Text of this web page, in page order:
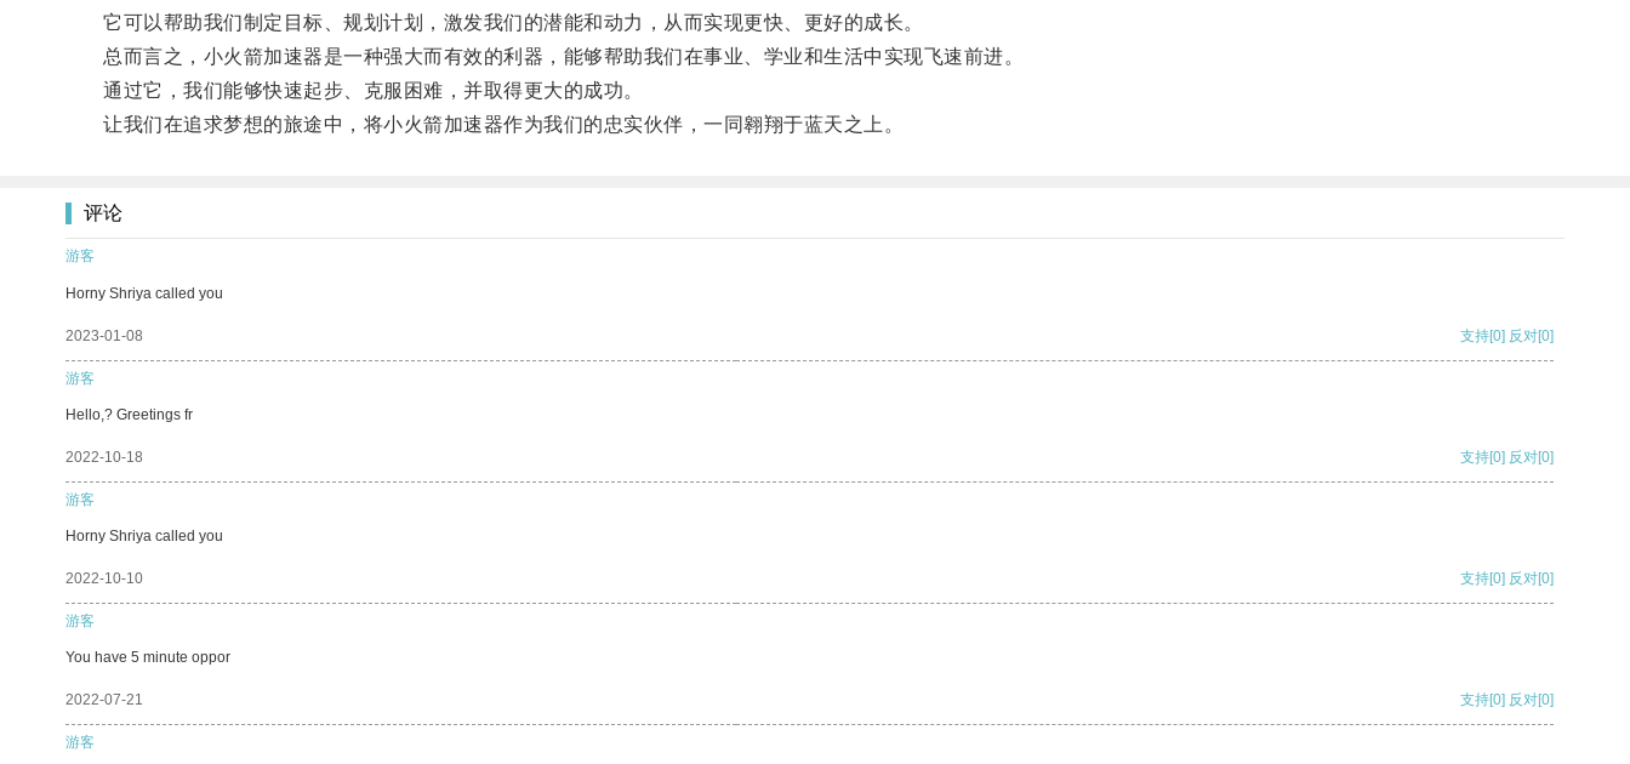
它可以帮助我们制定目标、规划计划，激发我们的潜能和动力，从而实现更快、更好的成长。
总而言之，小火箭加速器是一种强大而有效的利器，能够帮助我们在事业、学业和生活中实现飞速前进。
通过它，我们能够快速起步、克服困难，并取得更大的成功。
让我们在追求梦想的旅途中，将小火箭加速器作为我们的忠实伙伴，一同翱翔于蓝天之上。
评论
游客
Horny Shriya called you
2023-01-08 支持[0] 反对[0]
游客
Hello,? Greetings fr
2022-10-18 支持[0] 反对[0]
游客
Horny Shriya called you
2022-10-10 支持[0] 反对[0]
游客
You have 5 minute oppor
2022-07-21 支持[0] 反对[0]
游客